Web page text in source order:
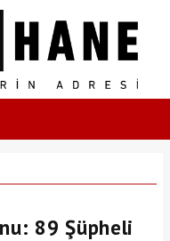
89 Şüpheli